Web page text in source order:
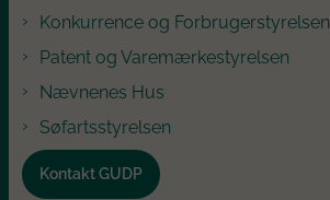
Konkurrence og Forbrugerstyrelsen
Patent og Varemærkestyrelsen
Nævnenes Hus
Søfartsstyrelsen
Kontakt GUDP